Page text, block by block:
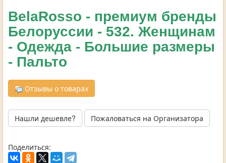
BelaRosso - премиум бренды
Белоруссии - 532. Женщинам
- Одежда - Большие размеры
- Пальто
Отзывы о товарах
Нашли дешевле? Пожаловаться на Организатора
Поделиться: